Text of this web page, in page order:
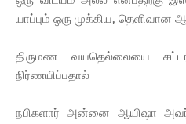
யாப்பும் ஒரு முக்கிய, தெளிவான
திருமண வயதெல்லையை
நிர்ணயிப்பதால்
நபிகளார் அன்னை ஆயிஷா